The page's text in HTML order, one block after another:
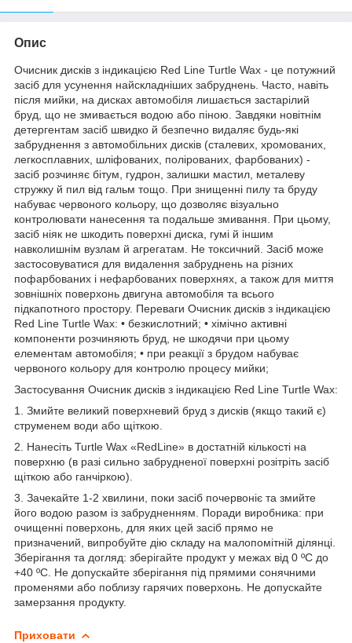
Опис
Очисник дисків з індикацією Red Line Turtle Wax - це потужний
засіб для усунення найскладніших забруднень. Часто, навіть
після мийки, на дисках автомобіля лишається застарілий
бруд, що не змивається водою або піною. Завдяки новітнім
детергентам засіб швидко й безпечно видаляє будь-які
забруднення з автомобільних дисків (сталевих, хромованих,
легкосплавних, шліфованих, полірованих, фарбованих) -
засіб розчиняє бітум, гудрон, залишки мастил, металеву
стружку й пил від гальм тощо. При знищенні пилу та бруду
набуває червоного кольору, що дозволяє візуально
контролювати нанесення та подальше змивання. При цьому,
засіб ніяк не шкодить поверхні диска, гумі й іншим
навколишнім вузлам й агрегатам. Не токсичний. Засіб може
застосовуватися для видалення забруднень на різних
пофарбованих і нефарбованих поверхнях, а також для миття
зовнішніх поверхонь двигуна автомобіля та всього
підкапотного простору. Переваги Очисник дисків з індикацією
Red Line Turtle Wax: • безкислотний; • хімічно активні
компоненти розчиняють бруд, не шкодячи при цьому
елементам автомобіля; • при реакції з брудом набуває
червоного кольору для контролю процесу мийки;
Застосування Очисник дисків з індикацією Red Line Turtle Wax:
1. Змийте великий поверхневий бруд з дисків (якщо такий є)
струменем води або щіткою.
2. Нанесіть Turtle Wax «RedLine» в достатній кількості на
поверхню (в разі сильно забрудненої поверхні розітріть засіб
щіткою або ганчіркою).
3. Зачекайте 1-2 хвилини, поки засіб почервоніє та змийте
його водою разом із забрудненням. Поради виробника: при
очищенні поверхонь, для яких цей засіб прямо не
призначений, випробуйте дію складу на малопомітній ділянці.
Зберігання та догляд: зберігайте продукт у межах від 0 ºC до
+40 ºC. Не допускайте зберігання під прямими сонячними
променями або поблизу гарячих поверхонь. Не допускайте
замерзання продукту.
Приховати